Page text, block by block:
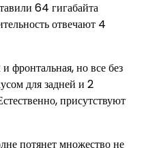
64 гигабайта
отвечают 4
фронтальная, но все без
для задней и 2
присутствуют
потянет множество не